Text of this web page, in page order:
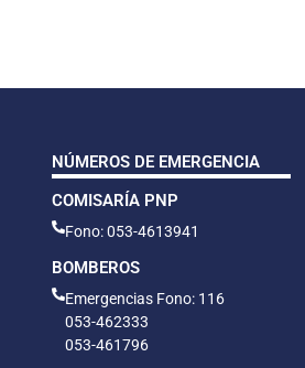
NÚMEROS DE EMERGENCIA
COMISARÍA PNP
Fono: 053-4613941
BOMBEROS
Emergencias Fono: 116
053-462333
053-461796